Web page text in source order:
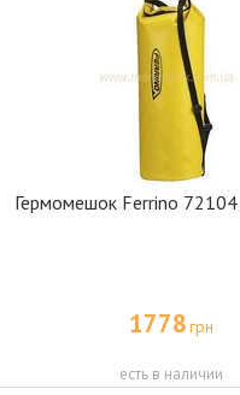
Гермомешок Ferrino
1778грн
есть в наличии